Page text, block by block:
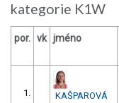
kategorie K1W
por. vk jméno
1.
KAŠPAROVÁ